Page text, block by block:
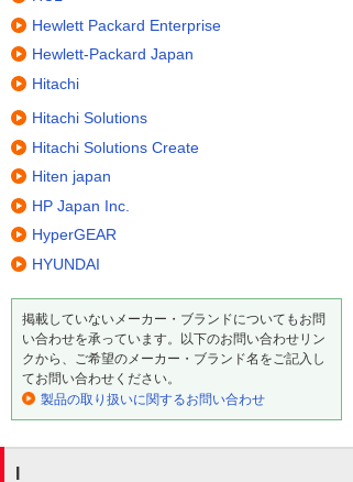
Hewlett Packard Enterprise
Hewlett-Packard Japan
Hitachi
Hitachi Solutions
Hitachi Solutions Create
Hiten japan
HP Japan Inc.
HyperGEAR
HYUNDAI
掲載していないメーカー・ブランドについてもお問
い合わせを承っています。以下のお問い合わせリン
クから、ご希望のメーカー・ブランド名をご記入し
てお問い合わせください。
製品の取り扱いに関するお問い合わせ